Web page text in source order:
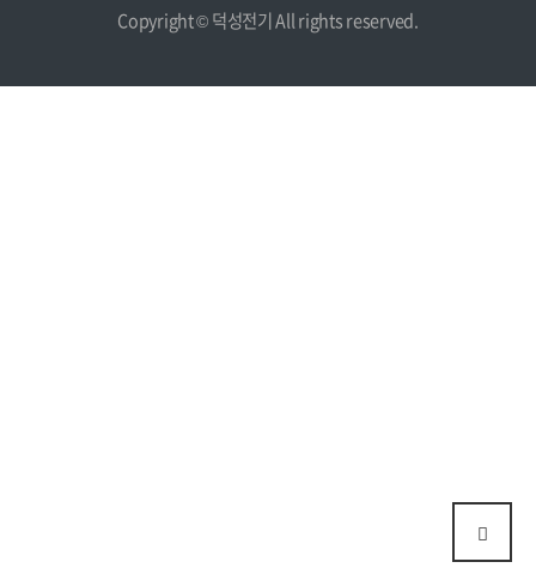
Copyright © 덕성전기 All rights reserved.